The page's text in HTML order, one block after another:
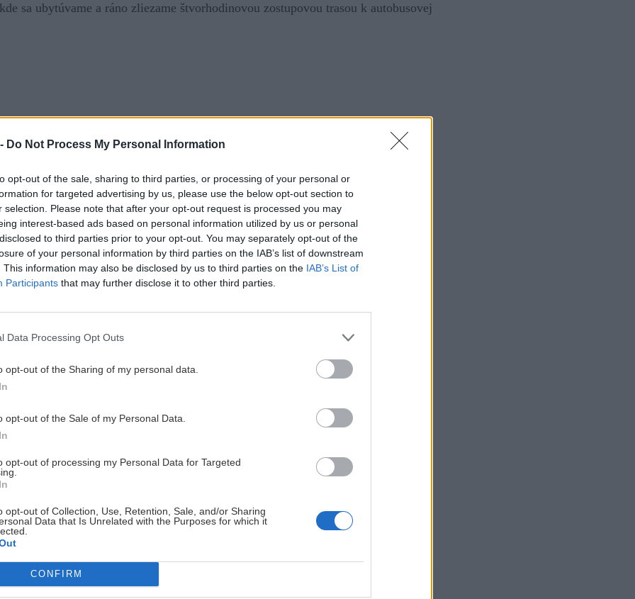
Do Not Process My Personal Information
opt-out of the sale, sharing to third parties, or processing of your personal or
for targeted advertising by us, please use the below opt-out section to
selection. Please note that after your opt-out request is processed you may
interest-based ads based on personal information utilized by us or personal
to third parties prior to your opt-out. You may separately opt-out of the
of your personal information by third parties on the IAB’s list of downstream
This information may also be disclosed by us to third parties on the IAB’s List of
Participants that may further disclose it to other third parties.
Data Processing Opt Outs
opt-out of the Sharing of my personal data.
opt-out of the Sale of my Personal Data.
opt-out of processing my Personal Data for Targeted
opt-out of Collection, Use, Retention, Sale, and/or Sharing
Data that Is Unrelated with the Purposes for which it
CONFIRM
sa ubytúvame a ráno zliezame štvorhodinovou zostupovou trasou k autobusovej
Matrashaus:7,14 km, vystúpaných 1484 m, klesanie 177 m, celkový čas vyše 10
tým viac sa zabavíš. Ako my na Seewande
Tá, z ktorej bolí telo a na ktorú sa nezabúda
→Pridaj sa k Zagurami na Facebooku